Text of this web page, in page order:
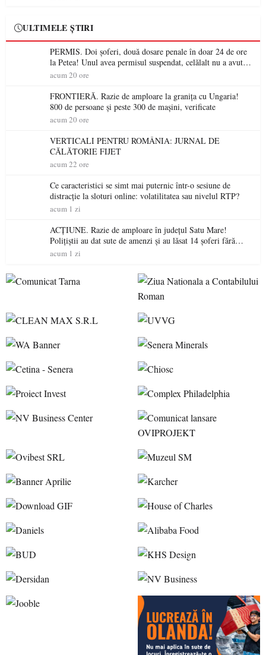
ULTIMELE ȘTIRI
PERMIS. Doi șoferi, două dosare penale în doar 24 de ore
la Petea! Unul avea permisul suspendat, celălalt nu a avut
niciodată permis
acum 20 ore
FRONTIERĂ. Razie de amploare la granița cu Ungaria!
800 de persoane și peste 300 de mașini, verificate
acum 20 ore
VERTICALI PENTRU ROMÂNIA: JURNAL DE
CĂLĂTORIE FIJET
acum 22 ore
Ce caracteristici se simt mai puternic într-o sesiune de
distracție la sloturi online: volatilitatea sau nivelul RTP?
acum 1 zi
ACȚIUNE. Razie de amploare în județul Satu Mare!
Polițiștii au dat sute de amenzi și au lăsat 14 șoferi fără
permis într-o singură zi
acum 1 zi